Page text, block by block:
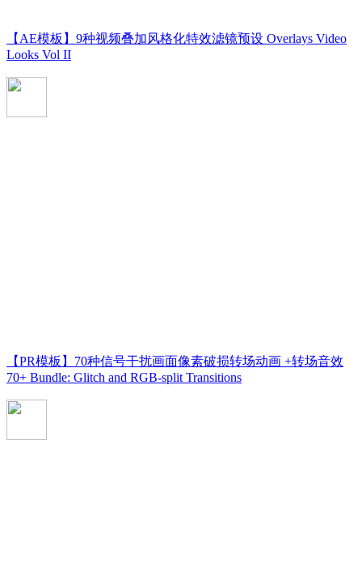
【AE模板】9种视频叠加风格化特效滤镜预设 Overlays Video
Looks Vol II
【PR模板】70种信号干扰画面像素破损转场动画 +转场音效
70+ Bundle: Glitch and RGB-split Transitions